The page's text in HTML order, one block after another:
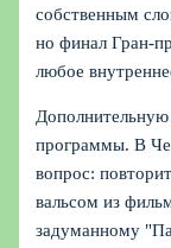
собственным
но финал Гран-
любое
Дополнительную
программы. В
вопрос:
вальсом из
задуманному